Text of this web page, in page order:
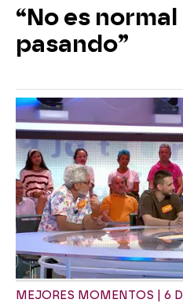
“No es
pasando”
MEJORES MOMENTOS | 6